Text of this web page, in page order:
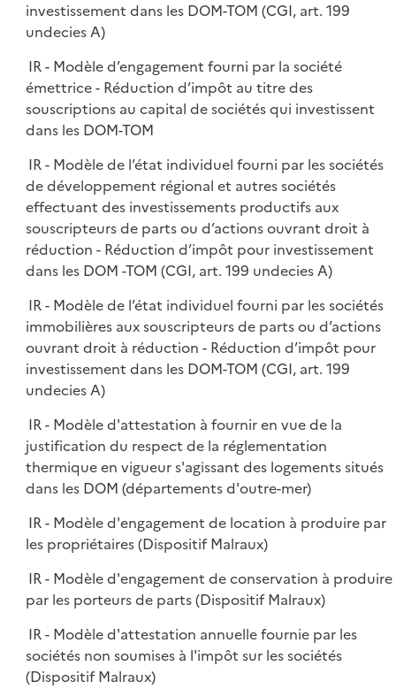
investissement dans les DOM-TOM (CGI, art. 199
undecies A)
IR - Modèle d’engagement fourni par la société
émettrice - Réduction d’impôt au titre des
souscriptions au capital de sociétés qui investissent
dans les DOM-TOM
IR - Modèle de l’état individuel fourni par les sociétés
de développement régional et autres sociétés
effectuant des investissements productifs aux
souscripteurs de parts ou d’actions ouvrant droit à
réduction - Réduction d’impôt pour investissement
dans les DOM -TOM (CGI, art. 199 undecies A)
IR - Modèle de l’état individuel fourni par les sociétés
immobilières aux souscripteurs de parts ou d’actions
ouvrant droit à réduction - Réduction d’impôt pour
investissement dans les DOM-TOM (CGI, art. 199
undecies A)
IR - Modèle d'attestation à fournir en vue de la
justification du respect de la réglementation
thermique en vigueur s'agissant des logements situés
dans les DOM (départements d'outre-mer)
IR - Modèle d'engagement de location à produire par
les propriétaires (Dispositif Malraux)
IR - Modèle d'engagement de conservation à produire
par les porteurs de parts (Dispositif Malraux)
IR - Modèle d'attestation annuelle fournie par les
sociétés non soumises à l'impôt sur les sociétés
(Dispositif Malraux)